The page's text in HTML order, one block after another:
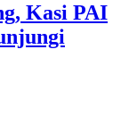
Kasi PAI